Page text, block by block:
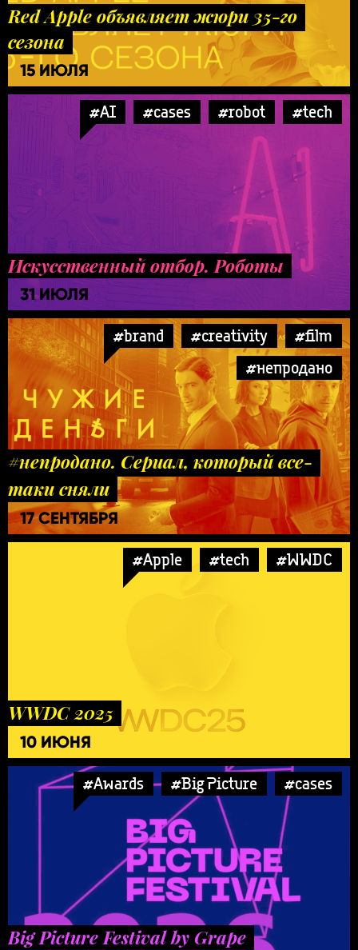
Red Apple объявляет жюри 35-го
сезона
15 ИЮЛЯ
#AI #cases #robot #tech
Искусственный отбор. Роботы
31 ИЮЛЯ
#brand #creativity
#film
#непродано
#непродано. Сериал, который все-
таки сняли
17 СЕНТЯБРЯ
#Apple #tech #WWDC
WWDC 2025
10 ИЮНЯ
#Awards #Big Picture #cases
Big Picture Festival by Grape